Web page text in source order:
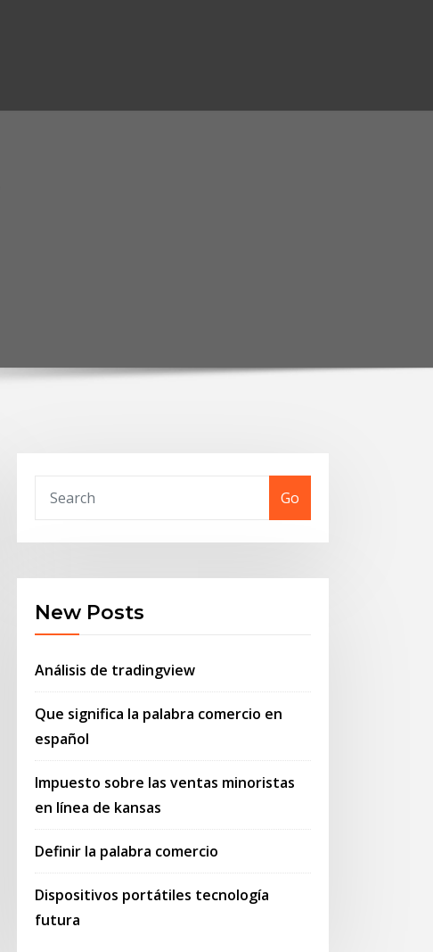
Go
New Posts
Análisis de tradingview
Que significa la palabra comercio en
español
Impuesto sobre las ventas minoristas
en línea de kansas
Definir la palabra comercio
Dispositivos portátiles tecnología
futura